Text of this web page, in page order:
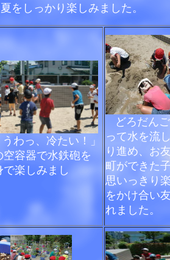
て夏をしっかり楽しみま
わっ、冷たい！」
容器で水鉄砲を
楽しみまし
どろだん
って水を流
り進め、お
町ができた
思いっきり
をかけ合い
れました。